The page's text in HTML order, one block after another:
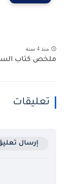
منذ 4 سنة
ملخص كتاب السر
تعليقات
إرسال